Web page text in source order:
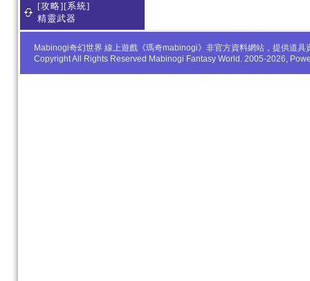
[攻略][系統]
精靈武器
Mabinogi奇幻世界 線上遊戲《瑪奇mabinogi》非官方資料網站，提供道
Copyright All Rights Reserved Mabinogi Fantasy World. 2005-2026,